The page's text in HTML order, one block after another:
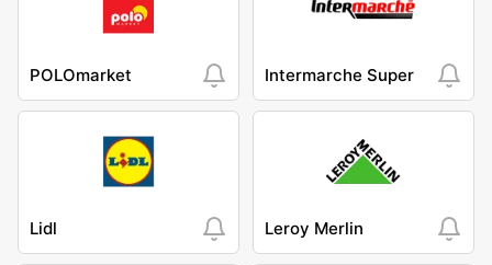
POLOmarket Intermarche Super
Lidl Leroy Merlin